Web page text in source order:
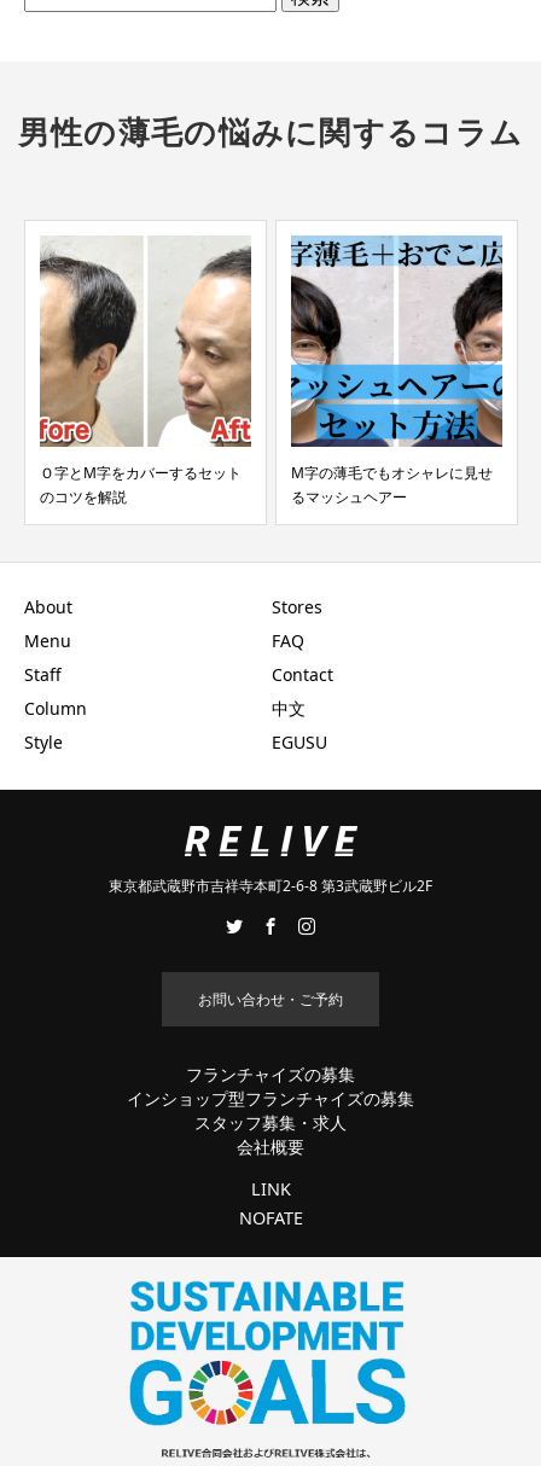
男性の薄毛の悩みに関するコラム
Ｏ字とM字をカバーするセット
のコツを解説
M字の薄毛でもオシャレに見せ
るマッシュヘアー
About
Menu
Staff
Column
Style
Stores
FAQ
Contact
中文
EGUSU
東京都武蔵野市吉祥寺本町2-6-8 第3武蔵野ビル2F
お問い合わせ・ご予約
フランチャイズの募集
インショップ型フランチャイズの募集
スタッフ募集・求人
会社概要
LINK
NOFATE